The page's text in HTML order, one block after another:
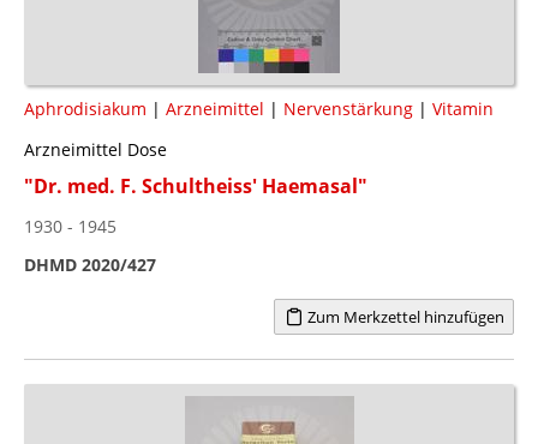
Aphrodisiakum | Arzneimittel | Nervenstärkung | Vitamin
Arzneimittel Dose
"Dr. med. F. Schultheiss' Haemasal"
1930 - 1945
DHMD 2020/427
Zum Merkzettel hinzufügen